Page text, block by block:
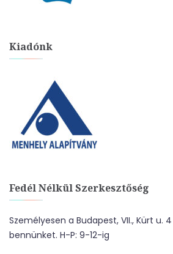
Kiadónk
Fedél Nélkül Szerkesztőség
Személyesen a Budapest, VII., Kürt u.
bennünket. H-P: 9-12-ig